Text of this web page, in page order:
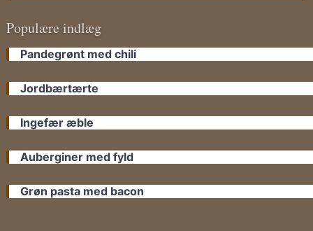
Populære indlæg
Pandegrønt med chili
Jordbærtærte
Ingefær æble
Auberginer med fyld
Grøn pasta med bacon